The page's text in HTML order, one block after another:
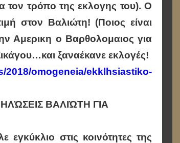
τον τρόπο της εκλογης του). Ο
στον Βαλιώτη! (Ποιος είναι
Αμερικη ο Βαρθολομαιος για
ξαναέκανε εκλογές!
2018/omogeneia/ekklhsiastiko-
ΒΑΛΙΏΤΗ ΓΙΑ
στις κοινότητες της